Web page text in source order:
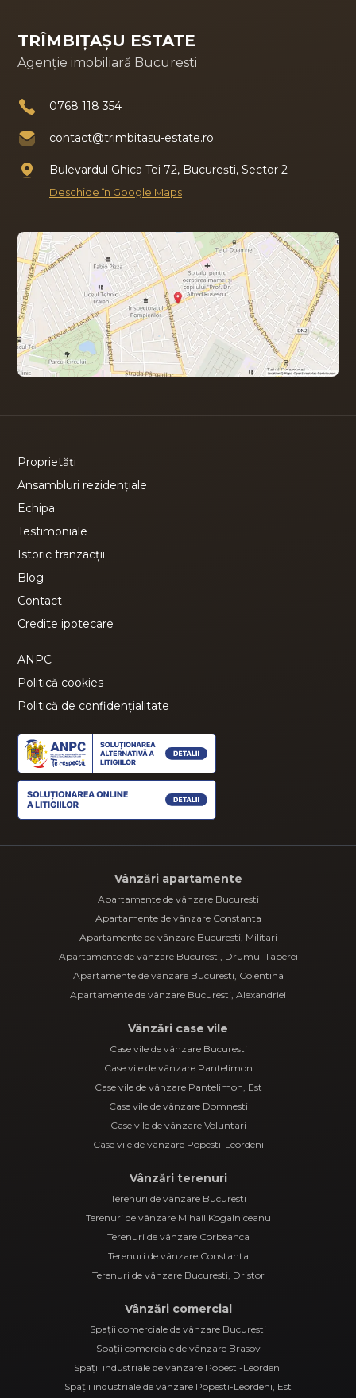
TRÎMBIȚAȘU ESTATE
Agenție imobiliară Bucuresti
0768 118 354
contact@trimbitasu-estate.ro
Bulevardul Ghica Tei 72, București, Sector 2
Deschide în Google Maps
Proprietăți
Ansambluri rezidențiale
Echipa
Testimoniale
Istoric tranzacții
Blog
Contact
Credite ipotecare
ANPC
Politică cookies
Politică de confidențialitate
Vânzări apartamente
Apartamente de vânzare Bucuresti
Apartamente de vânzare Constanta
Apartamente de vânzare Bucuresti, Militari
Apartamente de vânzare Bucuresti, Drumul Taberei
Apartamente de vânzare Bucuresti, Colentina
Apartamente de vânzare Bucuresti, Alexandriei
Vânzări case vile
Case vile de vânzare Bucuresti
Case vile de vânzare Pantelimon
Case vile de vânzare Pantelimon, Est
Case vile de vânzare Domnesti
Case vile de vânzare Voluntari
Case vile de vânzare Popesti-Leordeni
Vânzări terenuri
Terenuri de vânzare Bucuresti
Terenuri de vânzare Mihail Kogalniceanu
Terenuri de vânzare Corbeanca
Terenuri de vânzare Constanta
Terenuri de vânzare Bucuresti, Dristor
Vânzări comercial
Spații comerciale de vânzare Bucuresti
Spații comerciale de vânzare Brasov
Spații industriale de vânzare Popesti-Leordeni
Spații industriale de vânzare Popesti-Leordeni, Est